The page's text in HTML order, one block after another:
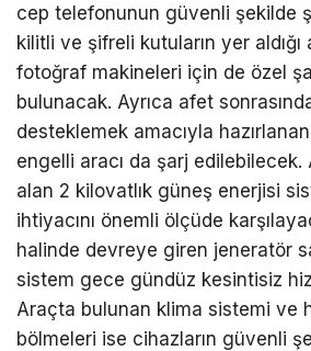
cep telefonunun güvenli şekilde
kilitli ve şifreli kutuların yer
fotoğraf makineleri için de özel
bulunacak. Ayrıca afet
desteklemek amacıyla
engelli aracı da şarj
alan 2 kilovatlık güneş enerjisi
ihtiyacını önemli ölçüde
halinde devreye giren jeneratör
sistem gece gündüz kesintisiz
Araçta bulunan klima sistemi ve
bölmeleri ise cihazların güvenli